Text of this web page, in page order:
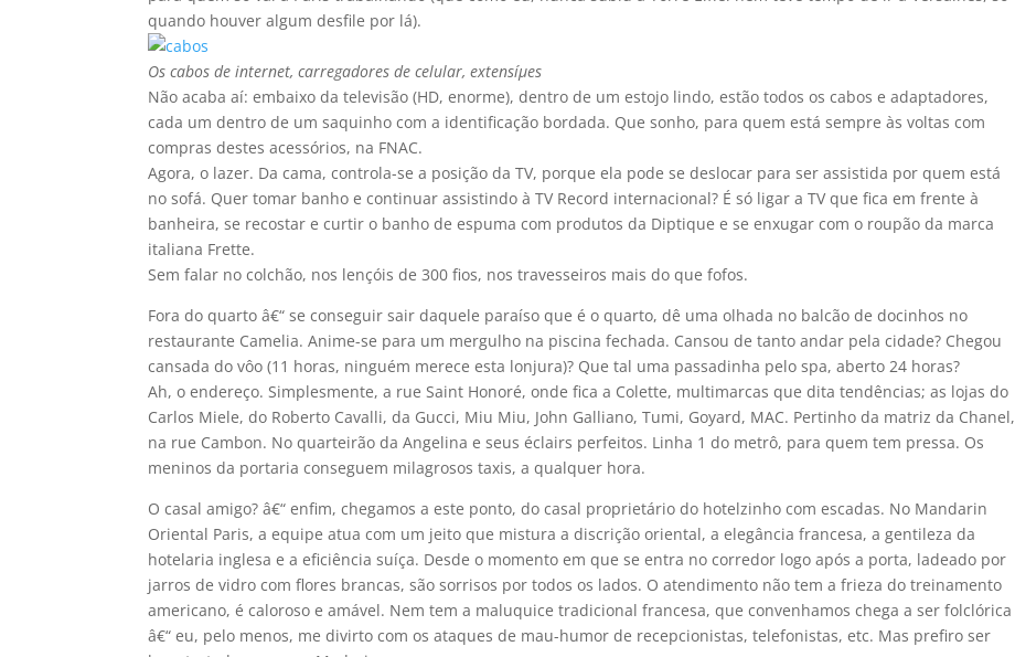
quando houver algum desfile por lá).
Os cabos de internet, carregadores de celular, extensíµes
Não acaba aí­: embaixo da televisão (HD, enorme), dentro de um estojo lindo, estão todos os cabos e adaptadores,
cada um dentro de um saquinho com a identificação bordada. Que sonho, para quem está sempre às voltas com
compras destes acessórios, na FNAC.
Agora, o lazer. Da cama, controla-se a posição da TV, porque ela pode se deslocar para ser assistida por quem está
no sofá. Quer tomar banho e continuar assistindo à TV Record internacional? É só ligar a TV que fica em frente à
banheira, se recostar e curtir o banho de espuma com produtos da Diptique e se enxugar com o roupão da marca
italiana Frette.
Sem falar no colchão, nos lençóis de 300 fios, nos travesseiros mais do que fofos.
Fora do quarto â€“ se conseguir sair daquele paraí­so que é o quarto, dê uma olhada no balcão de docinhos no
restaurante Camelia. Anime-se para um mergulho na piscina fechada. Cansou de tanto andar pela cidade? Chegou
cansada do vôo (11 horas, ninguém merece esta lonjura)? Que tal uma passadinha pelo spa, aberto 24 horas?
Ah, o endereço. Simplesmente, a rue Saint Honoré, onde fica a Colette, multimarcas que dita tendências; as lojas do
Carlos Miele, do Roberto Cavalli, da Gucci, Miu Miu, John Galliano, Tumi, Goyard, MAC. Pertinho da matriz da Chanel,
na rue Cambon. No quarteirão da Angelina e seus éclairs perfeitos. Linha 1 do metrô, para quem tem pressa. Os
meninos da portaria conseguem milagrosos taxis, a qualquer hora.
O casal amigo? â€“ enfim, chegamos a este ponto, do casal proprietário do hotelzinho com escadas. No Mandarin
Oriental Paris, a equipe atua com um jeito que mistura a discrição oriental, a elegância francesa, a gentileza da
hotelaria inglesa e a eficiência suí­ça. Desde o momento em que se entra no corredor logo após a porta, ladeado por
jarros de vidro com flores brancas, são sorrisos por todos os lados. O atendimento não tem a frieza do treinamento
americano, é caloroso e amável. Nem tem a maluquice tradicional francesa, que convenhamos chega a ser folclórica
â€“ eu, pelo menos, me divirto com os ataques de mau-humor de recepcionistas, telefonistas, etc. Mas prefiro ser